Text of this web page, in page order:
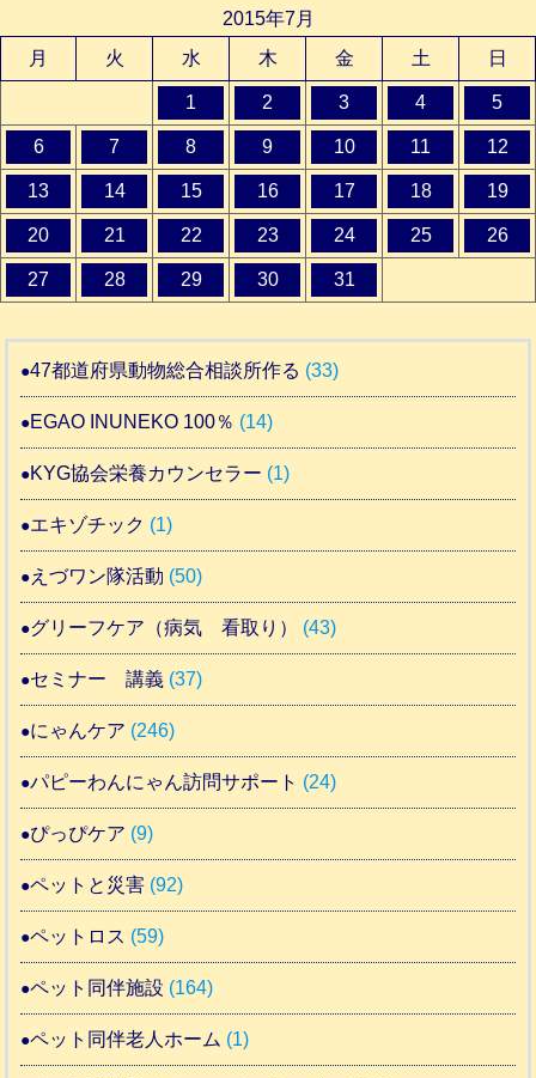
2015年7月
月
火 水 木 金 土 日
1 2 3 4 5
6 7 8 9 10 11 12
13 14 15 16 17 18 19
20 21 22 23 24 25 26
27 28 29 30 31
47都道府県動物総合相談所作る (33)
EGAO INUNEKO 100％ (14)
KYG協会栄養カウンセラー (1)
エキゾチック (1)
えづワン隊活動 (50)
グリーフケア（病気 看取り） (43)
セミナー 講義 (37)
にゃんケア (246)
パピーわんにゃん訪問サポート (24)
ぴっぴケア (9)
ペットと災害 (92)
ペットロス (59)
ペット同伴施設 (164)
ペット同伴老人ホーム (1)